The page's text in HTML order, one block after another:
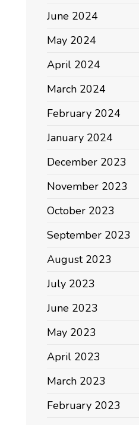
June 2024
May 2024
April 2024
March 2024
February 2024
January 2024
December 2023
November 2023
October 2023
September 2023
August 2023
July 2023
June 2023
May 2023
April 2023
March 2023
February 2023